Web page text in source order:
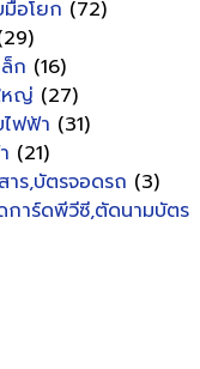
มือโยก (72)
ล็ก (16)
หญ่ (27)
ไฟฟ้า (31)
(21)
าร,บัตรจอดรถ (3)
การ์ดพีวีซี,ตัดนามบัตร